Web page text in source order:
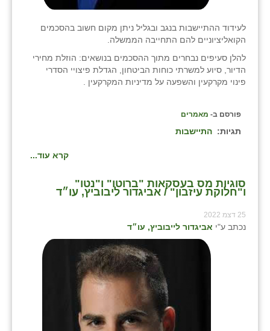
לעידוד ההתיישבות בנגב ובגליל ניתן מקום חשוב בהסכמים
הקואליציוניים להם התחייבה הממשלה.
להלן סעיפים נבחרים מתוך ההסכמים בנושאים: הוזלת מחירי
הדיור, סיוע למשרתי כוחות הביטחון, הגדלת פיצויי הסדרי
פינוי מקרקעין והשפעה על מדיניות המקרקעין .
פורסם ב- מאמרים
תגיות: התיישבות
קרא עוד...
סוגיות מס בעסקאות "ברוטו" ו"נטו"
ו"חלוקת עיזבון" / אביגדור ליבוביץ, עו״ד
25 דצמ 2022
נכתב ע"י אביגדור לייבוביץ, עו״ד